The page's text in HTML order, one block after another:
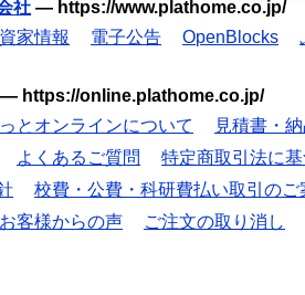
社 — https://www.plathome.co.jp/
家情報 電子公告 OpenBlocks
— https://online.plathome.co.jp/
とオンラインについて
見積書・
よくあるご質問
特定商取引法に
校費・公費・科研費払い取引のご
お客様からの声 ご注文の取り消し